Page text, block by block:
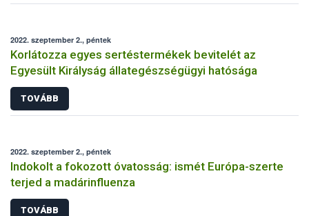
2022. szeptember 2., péntek
Korlátozza egyes sertéstermékek bevitelét az
Egyesült Királyság állategészségügyi hatósága
TOVÁBB
2022. szeptember 2., péntek
Indokolt a fokozott óvatosság: ismét Európa-szerte
terjed a madárinfluenza
TOVÁBB